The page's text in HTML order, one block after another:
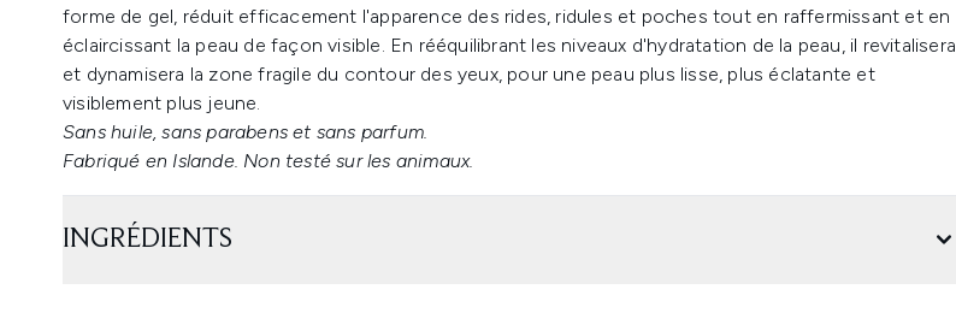
forme de gel, réduit efficacement l'apparence des rides, ridules et poches tout en raffermissant et en
éclaircissant la peau de façon visible. En rééquilibrant les niveaux d'hydratation de la peau, il revitalisera
et dynamisera la zone fragile du contour des yeux, pour une peau plus lisse, plus éclatante et
visiblement plus jeune.
Sans huile, sans parabens et sans parfum.
Fabriqué en Islande. Non testé sur les animaux.
INGRÉDIENTS